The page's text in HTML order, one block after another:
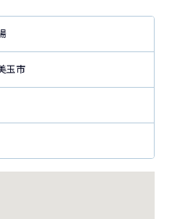
空港として茨城県民の重要なアク
神戸・福岡・那覇・宮古」行き
北・上海・西安」への国際線が就
比較して多少離れていることで混
におけるさまざまな航空需要のサ
玉市